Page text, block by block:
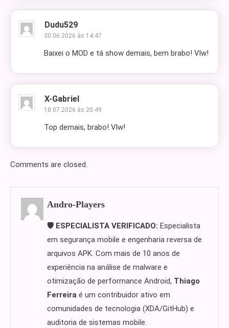
Dudu529
30.06.2026 às 14:47
Baixei o MOD e tá show demais, bem brabo! Vlw!
X-Gabriel
18.07.2026 às 20:49
Top demais, brabo! Vlw!
Comments are closed.
Andro-Players
🛡️ ESPECIALISTA VERIFICADO: Especialista
em segurança mobile e engenharia reversa de
arquivos APK. Com mais de 10 anos de
experiência na análise de malware e
otimização de performance Android, Thiago
Ferreira é um contribuidor ativo em
comunidades de tecnologia (XDA/GitHub) e
auditoria de sistemas mobile.